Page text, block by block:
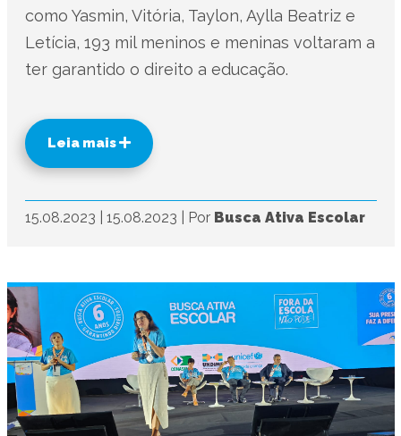
como Yasmin, Vitória, Taylon, Aylla Beatriz e
Letícia, 193 mil meninos e meninas voltaram a
ter garantido o direito a educação.
Leia mais
15.08.2023 15.08.2023 Por Busca Ativa Escolar